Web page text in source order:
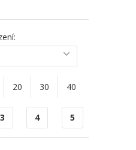
20 30 40
3 4 5